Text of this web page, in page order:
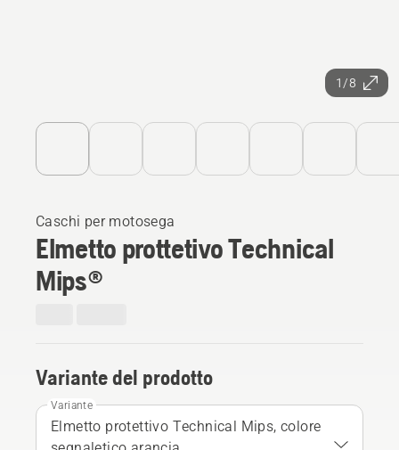
1/8
Caschi per motosega
Elmetto prottetivo Technical
Mips®
Variante del prodotto
Variante
Elmetto protettivo Technical Mips, colore